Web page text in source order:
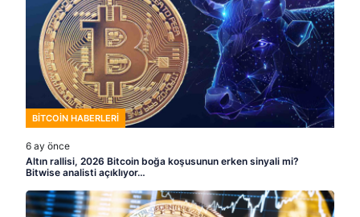
BITCOIN HABERLERI
6 ay önce
Altın rallisi, 2026 Bitcoin boğa koşusunun erken sinyali mi?
Bitwise analisti açıklıyor…